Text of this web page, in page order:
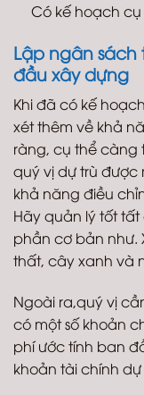
Có kế hoạch
Lập ngân
đầu xây dựng
Khi đã có kế
xét thêm về khả
ràng, cụ thể càng
quý vị dự trù được
khả năng điều
Hãy quản lý tốt
phần cơ bản như.
thất, cây xanh và
Ngoài ra,quý vị
có một số khoản
phí ước tính ban
khoản tài chính dự